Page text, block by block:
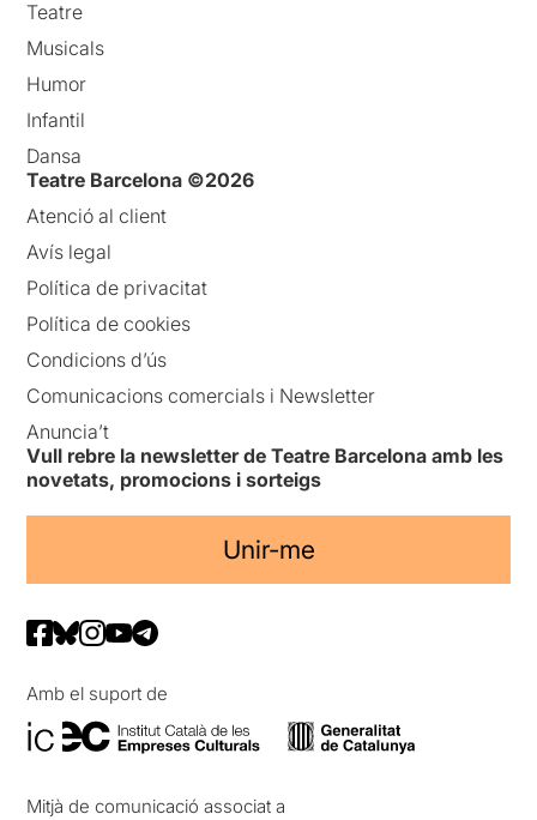
Teatre
Musicals
Humor
Infantil
Dansa
Teatre Barcelona ©2026
Atenció al client
Avís legal
Política de privacitat
Política de cookies
Condicions d’ús
Comunicacions comercials i Newsletter
Anuncia’t
Vull rebre la newsletter de Teatre Barcelona amb les
novetats, promocions i sorteigs
Unir-me
Amb el suport de
Mitjà de comunicació associat a